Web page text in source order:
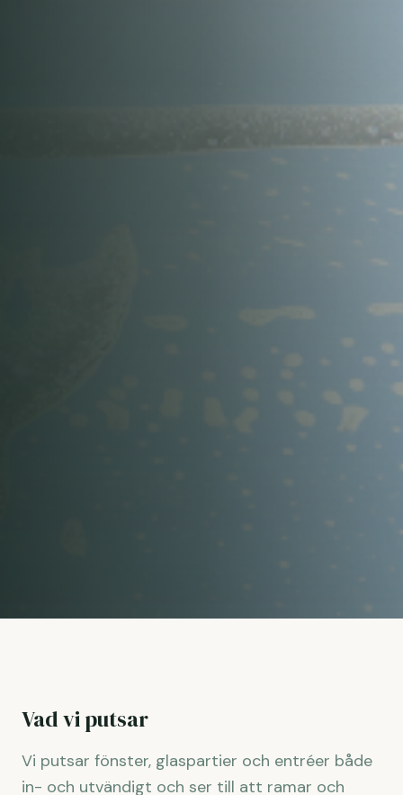
Vad vi putsar
Vi putsar fönster, glaspartier och entréer både
in- och utvändigt och ser till att ramar och